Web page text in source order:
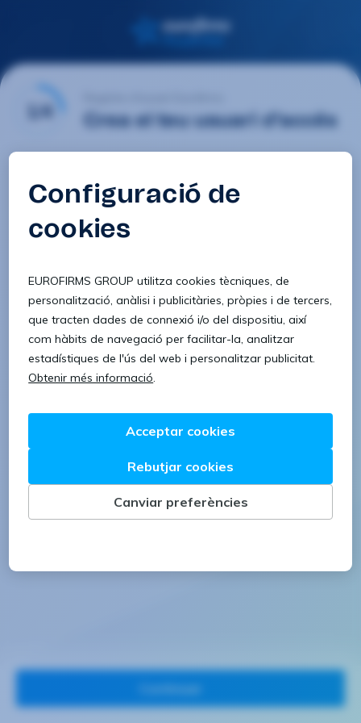
1/4 Crea el teu usuari d'accés
Contrasenya
Confirmar contrasenya
8 caràcters 1 lletra minúscula
1 lletra majúscula 1 número